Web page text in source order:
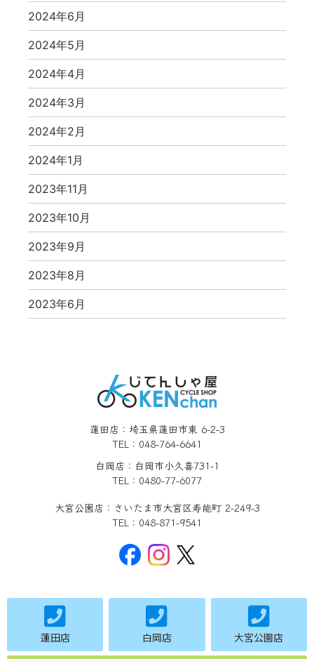
2024年6月
2024年5月
2024年4月
2024年3月
2024年2月
2024年1月
2023年11月
2023年10月
2023年9月
2023年8月
2023年6月
蓮田店：埼玉県蓮田市東 6-2-3
TEL：048-764-6641
白岡店：白岡市小久喜731-1
TEL：0480-77-6077
大宮公園店：さいたま市大宮区寿能町 2-249-3
TEL：048-871-9541
蓮田店 白岡店 大宮公園店